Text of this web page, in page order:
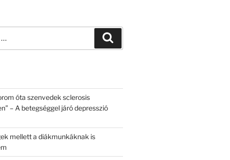
óta szenvedek sclerosis
– A betegséggel járó depresszió
mellett a diákmunkáknak is